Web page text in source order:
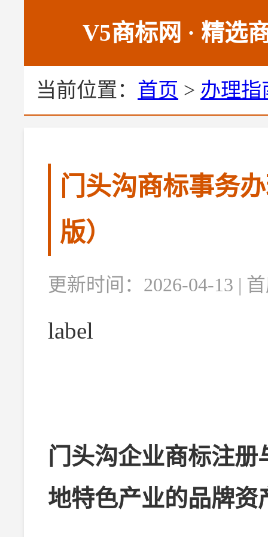
V5商标网 · 精选
当前位置： 首页 > 办理指
门头沟商标事务
版）
更新时间：2026-04-13 |
label
门头沟企业商标注
地特色产业的品牌资